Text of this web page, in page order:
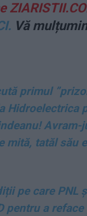
Vă
primul
Hidroelectrica
mită, tatăl său
pe care PNL
pentru a